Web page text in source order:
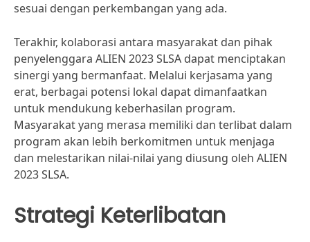
sesuai dengan perkembangan yang ada.
Terakhir, kolaborasi antara masyarakat dan pihak
penyelenggara ALIEN 2023 SLSA dapat menciptakan
sinergi yang bermanfaat. Melalui kerjasama yang
erat, berbagai potensi lokal dapat dimanfaatkan
untuk mendukung keberhasilan program.
Masyarakat yang merasa memiliki dan terlibat dalam
program akan lebih berkomitmen untuk menjaga
dan melestarikan nilai-nilai yang diusung oleh ALIEN
2023 SLSA.
Strategi Keterlibatan